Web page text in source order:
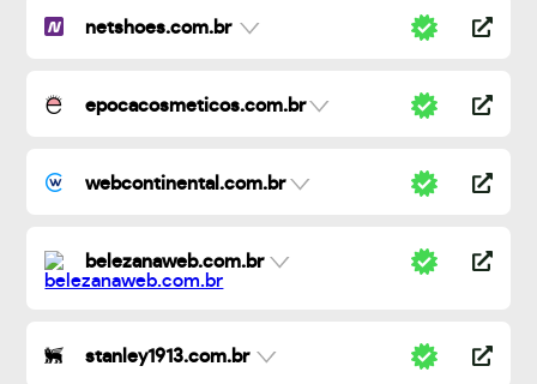
netshoes.com.br
epocacosmeticos.com.br
webcontinental.com.br
belezanaweb.com.br
stanley1913.com.br